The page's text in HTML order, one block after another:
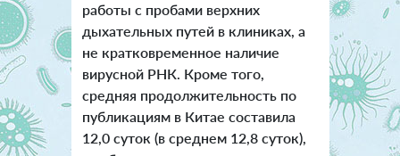
работы с пробами верхних
дыхательных путей в клиниках, а
не кратковременное наличие
вирусной РНК. Кроме того,
средняя продолжительность по
публикациям в Китае составила
12,0 суток (в среднем 12,8 суток),